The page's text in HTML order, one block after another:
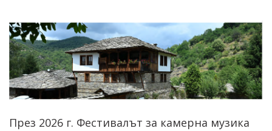
През 2026 г. Фестивалът за камерна музика